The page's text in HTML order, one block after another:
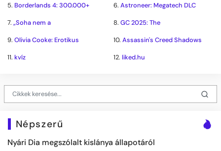
5. Borderlands 4: 300.000+ 6. Astroneer: Megatech DLC
7. „Soha nem a 8. GC 2025: The
9. Olivia Cooke: Erotikus 10. Assassin's Creed Shadows
11. kvíz 12. liked.hu
Népszerű
Nyári Dia megszólalt kislánya állapotáról